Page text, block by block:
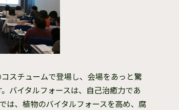
スチュームで登場し、会場をあっと驚
バイタルフォースは、自己治癒力であ
は、植物のバイタルフォースを高め、腐